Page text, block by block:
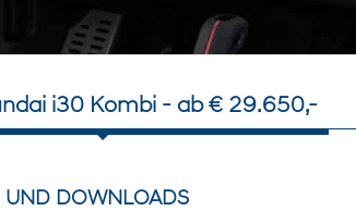
i30 Kombi - ab € 29.650,-
UND DOWNLOADS